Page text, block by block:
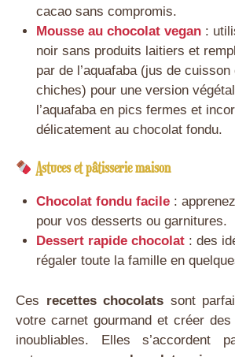
cacao sans compromis.
Mousse au chocolat vegan:
noir sans produits laitiers et
par de l’aquafaba (jus de cuisson
chiches) pour une version
l’aquafaba en pics fermes et
délicatement au chocolat fondu.
Astuces et pâtisserie maison
Chocolat fondu facile:
pour vos desserts ou garnitures.
Dessert rapide chocolat: des
régaler toute la famille en
Ces recettes chocolats sont
votre carnet gourmand et créer
inoubliables. Elles s’accordent